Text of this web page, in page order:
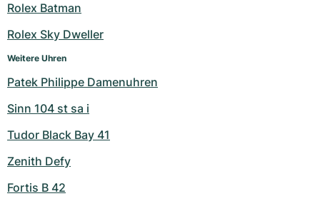
Rolex Batman
Rolex Sky Dweller
Weitere Uhren
Patek Philippe Damenuhren
Sinn 104 st sa i
Tudor Black Bay 41
Zenith Defy
Fortis B 42